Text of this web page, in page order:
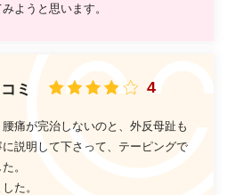
ようと思います。
ミ 4
痛が完治しないのと、外反母趾も
説明して下さって、テーピングで
。
た。